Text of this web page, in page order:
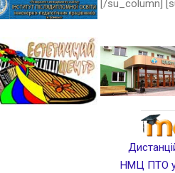
[/su_column]
НМЦ ПТО у